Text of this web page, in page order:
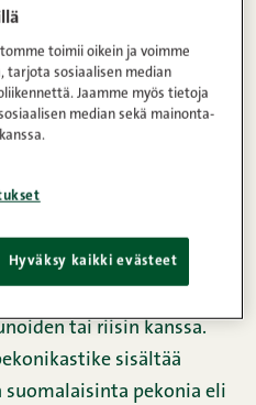
makua ja niinpä se on
kuin pasta. Helposti
tai riisin kanssa.
sisältää
pekonia eli
toimii oikein ja voimme
tarjota sosiaalisen median
Jaamme myös tietoja
median sekä mainonta-
Hyväksy kaikki evästeet